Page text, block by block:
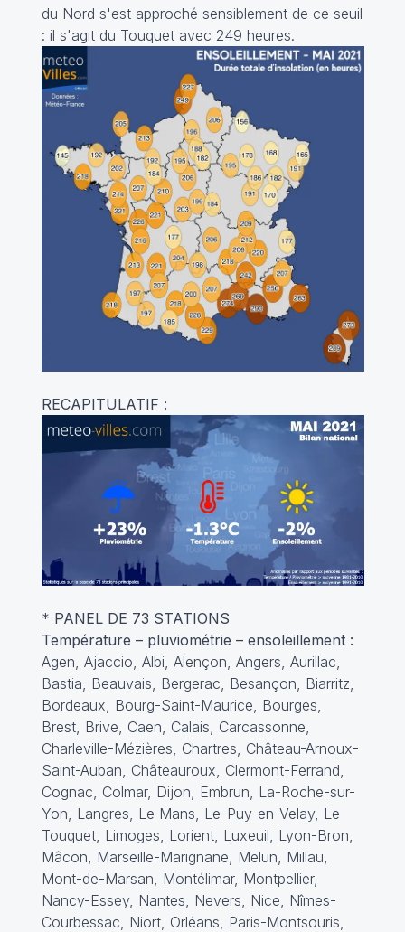
du Nord s'est approché sensiblement de ce seuil
: il s'agit du Touquet avec 249 heures.
RECAPITULATIF :
* PANEL DE 73 STATIONS
Température – pluviométrie – ensoleillement :
Agen, Ajaccio, Albi, Alençon, Angers, Aurillac,
Bastia, Beauvais, Bergerac, Besançon, Biarritz,
Bordeaux, Bourg-Saint-Maurice, Bourges,
Brest, Brive, Caen, Calais, Carcassonne,
Charleville-Mézières, Chartres, Château-Arnoux-
Saint-Auban, Châteauroux, Clermont-Ferrand,
Cognac, Colmar, Dijon, Embrun, La-Roche-sur-
Yon, Langres, Le Mans, Le-Puy-en-Velay, Le
Touquet, Limoges, Lorient, Luxeuil, Lyon-Bron,
Mâcon, Marseille-Marignane, Melun, Millau,
Mont-de-Marsan, Montélimar, Montpellier,
Nancy-Essey, Nantes, Nevers, Nice, Nîmes-
Courbessac, Niort, Orléans, Paris-Montsouris,